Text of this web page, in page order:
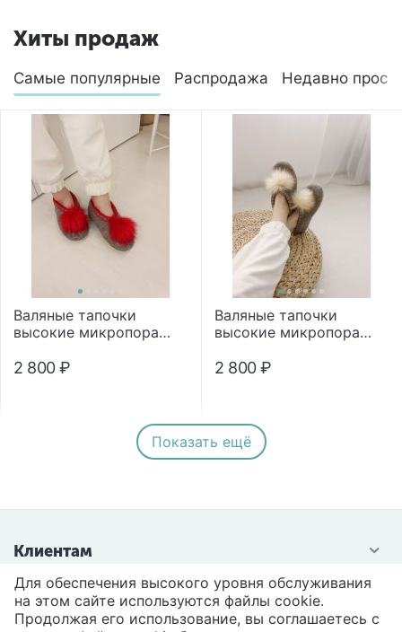
Хиты продаж
Самые популярные Распродажа Недавно
Валяные тапочки
высокие микропора
2 800 ₽
Валяные тапочки
высокие микропора
2 800 ₽
Показать ещё
Клиентам
Контакты
Для обеспечения высокого уровня обслуживания
на этом сайте используются файлы cookie.
Продолжая его использование, вы соглашаетесь с